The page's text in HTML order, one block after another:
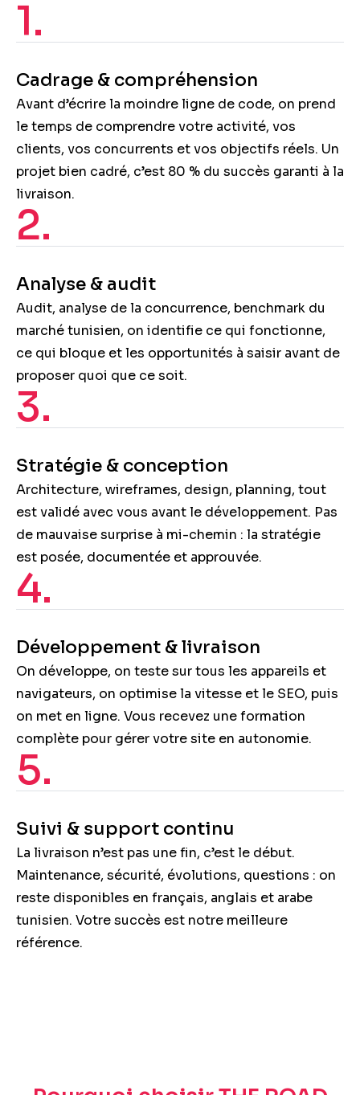
1.
Cadrage & compréhension
Avant d’écrire la moindre ligne de code, on prend
le temps de comprendre votre activité, vos
clients, vos concurrents et vos objectifs réels. Un
projet bien cadré, c’est 80 % du succès garanti à la
livraison.
2.
Analyse & audit
Audit, analyse de la concurrence, benchmark du
marché tunisien, on identifie ce qui fonctionne,
ce qui bloque et les opportunités à saisir avant de
proposer quoi que ce soit.
3.
Stratégie & conception
Architecture, wireframes, design, planning, tout
est validé avec vous avant le développement. Pas
de mauvaise surprise à mi-chemin : la stratégie
est posée, documentée et approuvée.
4.
Développement & livraison
On développe, on teste sur tous les appareils et
navigateurs, on optimise la vitesse et le SEO, puis
on met en ligne. Vous recevez une formation
complète pour gérer votre site en autonomie.
5.
Suivi & support continu
La livraison n’est pas une fin, c’est le début.
Maintenance, sécurité, évolutions, questions : on
reste disponibles en français, anglais et arabe
tunisien. Votre succès est notre meilleure
référence.